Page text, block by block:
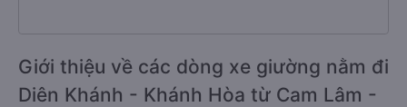
Giới thiệu về các dòng xe giường nằm đi
Diên Khánh - Khánh Hòa từ Cam Lâm -